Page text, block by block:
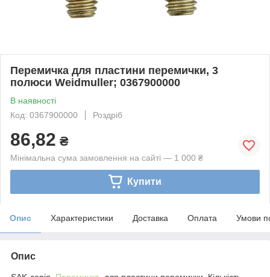
Перемичка для пластини перемички, 3
полюси Weidmuller; 0367900000
В наявності
Код: 0367900000
Роздріб
86,82 ₴
Мінімальна сума замовлення на сайті — 1 000 ₴
Купити
Опис Характеристики Доставка Оплата Умови
Опис